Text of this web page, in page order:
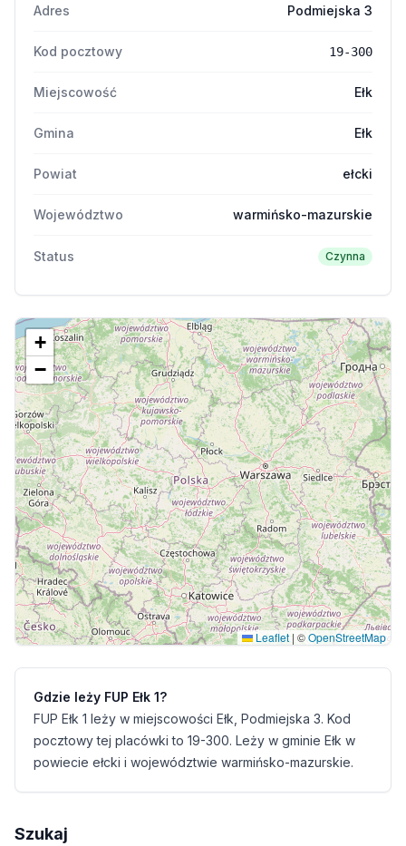
Adres Podmiejska 3
Kod pocztowy 19-300
Miejscowość Ełk
Gmina Ełk
Powiat ełcki
Województwo warmińsko-mazurskie
Status Czynna
+
−
Leaflet | ©OpenStreetMap
Gdzie leży FUP Ełk 1?
FUP Ełk 1 leży w miejscowości Ełk, Podmiejska 3. Kod
pocztowy tej placówki to 19-300. Leży w gminie Ełk w
powiecie ełcki i województwie warmińsko-mazurskie.
Szukaj